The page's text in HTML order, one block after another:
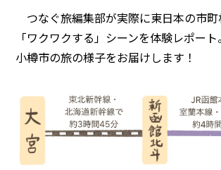
つなぐ旅編集部が実際に東日本の市町
「ワクワクする」シーンを体験レポー
小樽市の旅の様子をお届けします！